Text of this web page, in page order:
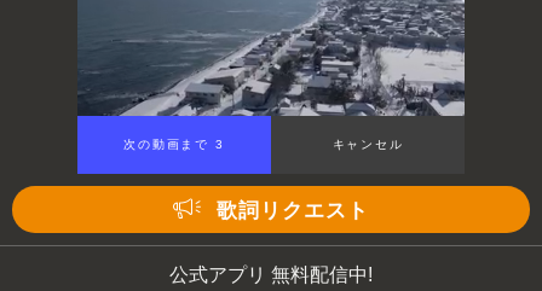
次の動画まで 3 キャンセル
歌詞リクエスト
公式アプリ 無料配信中!